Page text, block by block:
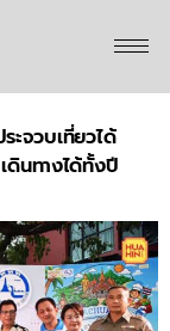
ะจวบเที่ยวได้
ดินทางได้ทั้งปี